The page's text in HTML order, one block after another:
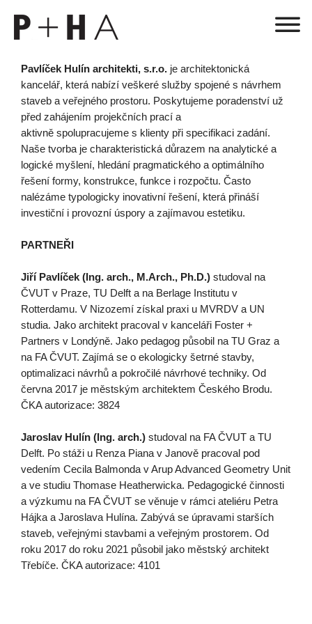
Pavlíček Hulín architekti, s.r.o. je architektonická
kancelář, která nabízí veškeré služby spojené s návrhem
staveb a veřejného prostoru. Poskytujeme poradenství už
před zahájením projekčních prací a
aktivně spolupracujeme s klienty při specifikaci zadání.
Naše tvorba je charakteristická důrazem na analytické a
logické myšlení, hledání pragmatického a optimálního
řešení formy, konstrukce, funkce i rozpočtu. Často
nalézáme typologicky inovativní řešení, která přináší
investiční i provozní úspory a zajímavou estetiku.
PARTNEŘI
Jiří Pavlíček (Ing. arch., M.Arch., Ph.D.) studoval na
ČVUT v Praze, TU Delft a na Berlage Institutu v
Rotterdamu. V Nizozemí získal praxi u MVRDV a UN
studia. Jako architekt pracoval v kanceláři Foster +
Partners v Londýně. Jako pedagog působil na TU Graz a
na FA ČVUT. Zajímá se o ekologicky šetrné stavby,
optimalizaci návrhů a pokročilé návrhové techniky. Od
června 2017 je městským architektem Českého Brodu.
ČKA autorizace: 3824
Jaroslav Hulín (Ing. arch.) studoval na FA ČVUT a TU
Delft. Po stáži u Renza Piana v Janově pracoval pod
vedením Cecila Balmonda v Arup Advanced Geometry Unit
a ve studiu Thomase Heatherwicka. Pedagogické činnosti
a výzkumu na FA ČVUT se věnuje v rámci ateliéru Petra
Hájka a Jaroslava Hulína. Zabývá se úpravami starších
staveb, veřejnými stavbami a veřejným prostorem. Od
roku 2017 do roku 2021 působil jako městský architekt
Třebíče. ČKA autorizace: 4101